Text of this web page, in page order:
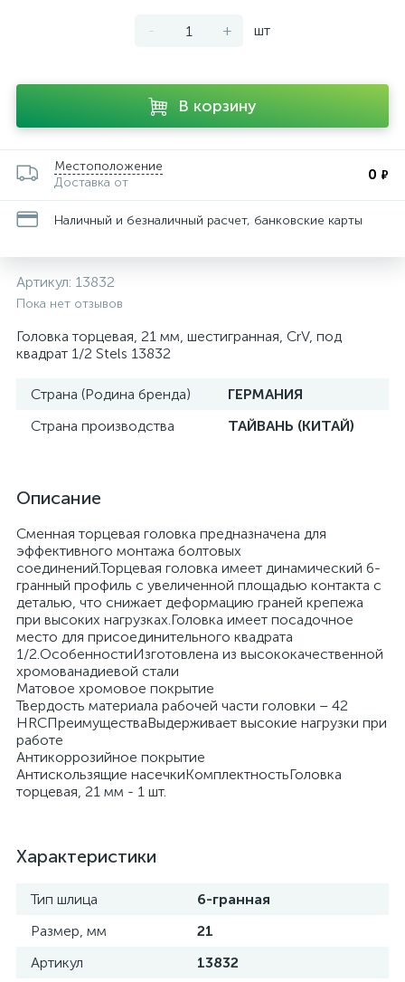
- + шт
В корзину
Местоположение
Доставка от
0 ₽
Наличный и безналичный расчет, банковские карты
Артикул: 13832
Пока нет отзывов
Головка торцевая, 21 мм, шестигранная, CrV, под
квадрат 1/2 Stels 13832
Страна (Родина бренда)
ГЕРМАНИЯ
Страна производства
ТАЙВАНЬ (КИТАЙ)
Описание
Сменная торцевая головка предназначена для
эффективного монтажа болтовых
соединений.Торцевая головка имеет динамический 6-
гранный профиль с увеличенной площадью контакта с
деталью, что снижает деформацию граней крепежа
при высоких нагрузках.Головка имеет посадочное
место для присоединительного квадрата
1/2.ОсобенностиИзготовлена из высококачественной
хромованадиевой стали
Матовое хромовое покрытие
Твердость материала рабочей части головки – 42
HRСПреимуществаВыдерживает высокие нагрузки при
работе
Антикоррозийное покрытие
Антискользящие насечкиКомплектностьГоловка
торцевая, 21 мм - 1 шт.
Характеристики
Тип шлица
6-гранная
Размер, мм
21
Артикул
13832